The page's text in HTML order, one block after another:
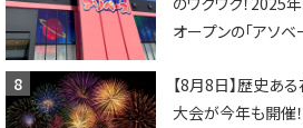
ーブ】
オープンの「アソベ
レーンゲームで青
用品までゲットで
【8月8日】歴史あ
大会が今年も開催